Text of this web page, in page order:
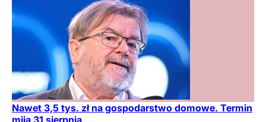
Nawet 3,5 tys. zł na gospodarstwo domowe. Termin
mija 31 sierpnia